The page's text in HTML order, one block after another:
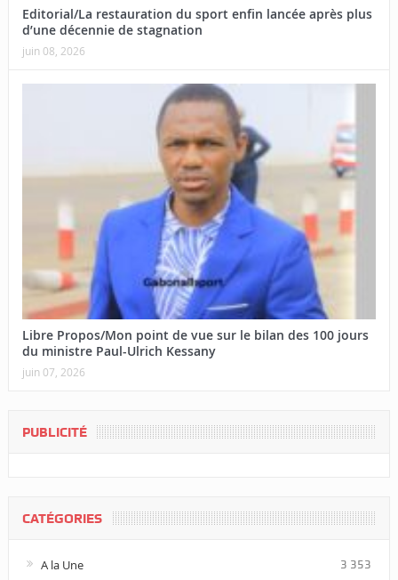
Editorial/La restauration du sport enfin lancée après plus
d’une décennie de stagnation
juin 08, 2026
Libre Propos/Mon point de vue sur le bilan des 100 jours
du ministre Paul-Ulrich Kessany
juin 07, 2026
PUBLICITÉ
CATÉGORIES
A la Une 3 353